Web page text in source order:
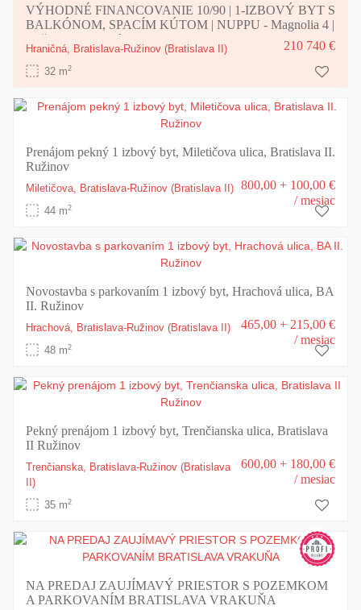
VÝHODNÉ FINANCOVANIE 10/90 | 1-IZBOVÝ BYT S
BALKÓNOM, SPACÍM KÚTOM | NUPPU - Magnolia 4 |
Ružinov | Kolaudácia 2027
Hraničná, Bratislava-Ružinov (Bratislava II)
32 m2
210 740 €
Prenájom pekný 1 izbový byt, Miletičova ulica, Bratislava II.
Ružinov
Miletičova, Bratislava-Ružinov (Bratislava II)
44 m2
800,00 + 100,00 €
/ mesiac
Novostavba s parkovaním 1 izbový byt, Hrachová ulica, BA
II. Ružinov
Hrachová, Bratislava-Ružinov (Bratislava II)
48 m2
465,00 + 215,00 €
/ mesiac
Pekný prenájom 1 izbový byt, Trenčianska ulica, Bratislava
II Ružinov
Trenčianska, Bratislava-Ružinov (Bratislava
II)
35 m2
600,00 + 180,00 €
/ mesiac
NA PREDAJ ZAUJÍMAVÝ PRIESTOR S POZEMKOM
A PARKOVANÍM BRATISLAVA VRAKUŇA